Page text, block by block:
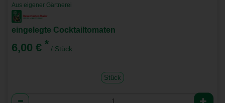
Aus eigener Gärtnerei
eingelegte Cocktailtomaten
6,00 € * / Stück
Stück
Anzahl